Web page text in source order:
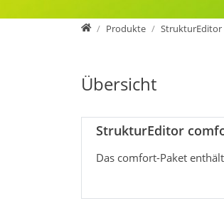
mb AEC Software GmbH
Produkte StrukturEditor
Übersicht
StrukturEditor
Das comfort-Paket